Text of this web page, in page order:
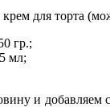
для торта
гр.;
мл;
и добавляем